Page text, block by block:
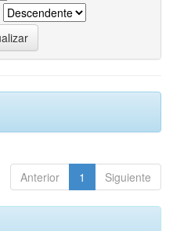
Anterior 1 Siguiente